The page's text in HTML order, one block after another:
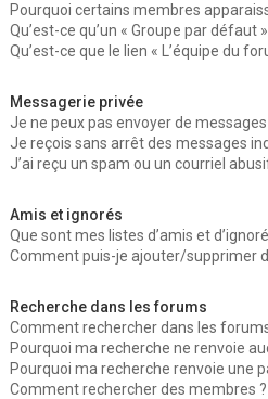
Pourquoi certains membres
Qu’est-ce qu’un « Groupe par défaut
Qu’est-ce que le lien « L’équipe du
Messagerie privée
Je ne peux pas envoyer de messages
Je reçois sans arrêt des messages
J’ai reçu un spam ou un courriel
Amis et ignorés
Que sont mes listes d’amis et
Comment puis-je ajouter/supprimer
Recherche dans les forums
Comment rechercher dans les
Pourquoi ma recherche ne renvoie
Pourquoi ma recherche renvoie une
Comment rechercher des membres ?